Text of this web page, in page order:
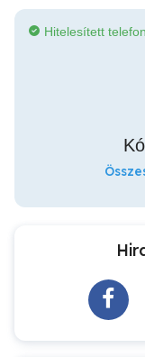
Hitelesített